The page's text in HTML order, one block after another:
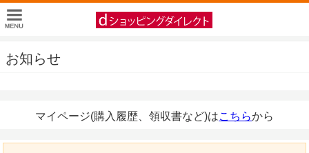
お知らせ
マイページ(購入履歴、領収書など)はこちらから